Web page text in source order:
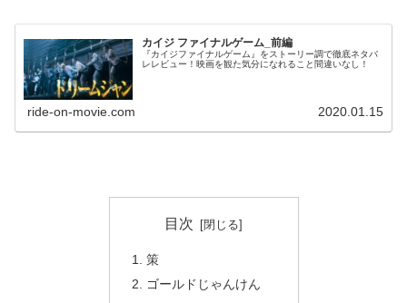
カイジ ファイナルゲーム_前編
『カイジファイナルゲーム』をストーリー調で徹底ネタバ
レレビュー！映画を観た気分になれること間違いなし！
ride-on-movie.com 2020.01.15
目次
策
ゴールドじゃんけん